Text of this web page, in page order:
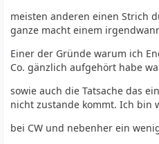
meisten anderen einen Strich
ganze macht einem
Einer der Gründe warum ich
Co. gänzlich aufgehört habe
sowie auch die Tatsache das
nicht zustande kommt. Ich bin
bei CW und nebenher ein